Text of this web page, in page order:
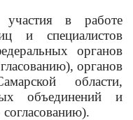
в работе
и специалистов
органов
органов
области,
объединений и